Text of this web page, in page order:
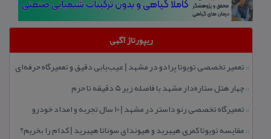
ریپورتاژ آگهی
:: تعمیر تخصصی تویوتا پرادو در مشهد | عیب‌یابی دقیق و تعمیرگاه حرفه‌ای
::چهار هتل‌ ستاره‌دار مشهد با فاصله زیر 5 دقیقه تا حرم
:: تعمیرگاه تخصصی رنو داستر در مشهد | ۱۰ سال تجربه و امداد خودرو
:: مقایسه تویوتا كمری هیبرید و هیوندای سوناتا هیبرید | كدام را بخریم؟